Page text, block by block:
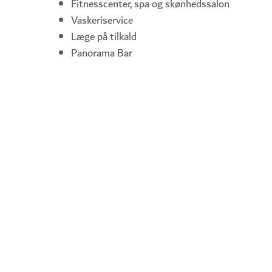
Fitnesscenter, spa og skønhedssalon
Vaskeriservice
Læge på tilkald
Panorama Bar